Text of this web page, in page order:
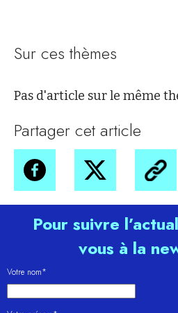
Sur ces thèmes
Pas d'article sur le même
Partager cet article
Pour suivre
vous à la
Votre nom*